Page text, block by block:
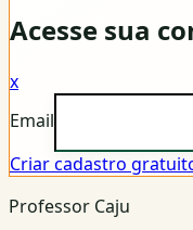
Acesse sua
x
Email
Criar cadastro
Professor Caju